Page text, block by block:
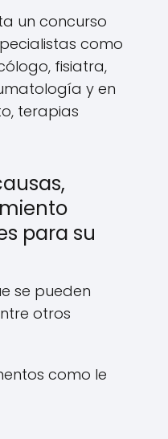
un concurso
como
fisiatra,
y en
terapias
para su
se pueden
otros
como le